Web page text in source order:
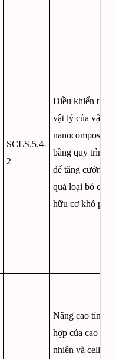
SCLS.5.4-
2
Điều khiển tính
vật lý của vật
nanocomposite
bằng quy trình
để tăng cường
quả loại bỏ các
hữu cơ khó
Nâng cao tính
hợp của cao su
nhiên và